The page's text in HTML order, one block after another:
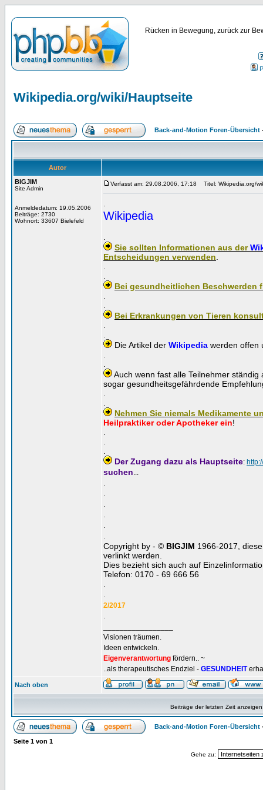
Rücken in Bewegung, zurück zur
Wikipedia.org/wiki/Hauptseite
Back-and-Motion Foren-Übersicht
Autor
BIGJIM
Site Admin
Anmeldedatum: 19.05.2006
Beiträge: 2730
Wohnort: 33607 Bielefeld
Verfasst am: 29.08.2006, 17:18 Titel: Wikipedia.org/
.
Wikipedia
Sie sollten Informationen aus der
Entscheidungen verwenden
Bei gesundheitlichen Beschwerden
Bei Erkrankungen von Tieren
Die Artikel der Wikipedia werden offen
Auch wenn fast alle Teilnehmer
sogar gesundheitsgefährdende
Nehmen Sie niemals Medikamente
Heilpraktiker oder Apotheker ein!
Der Zugang dazu als Hauptseite:
suchen...
.
.
.
.
.
.
Copyright by - © BIGJIM 1966-2017,
verlinkt werden.
Dies bezieht sich auch auf
Telefon: 0170 - 69 666 56
.
.
2/2017
.
Visionen träumen.
Ideen entwickeln.
Eigenverantwortung fördern.. ~
..als therapeutisches Endziel - GESUNDHEIT
Nach oben
Beiträge der letzten Zeit
Back-and-Motion Foren-Übersicht
Seite 1 von 1
Gehe zu: